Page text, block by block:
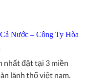
Nước – Công Ty Hòa
nhất đặt tại 3 miền
lãnh thổ việt nam.